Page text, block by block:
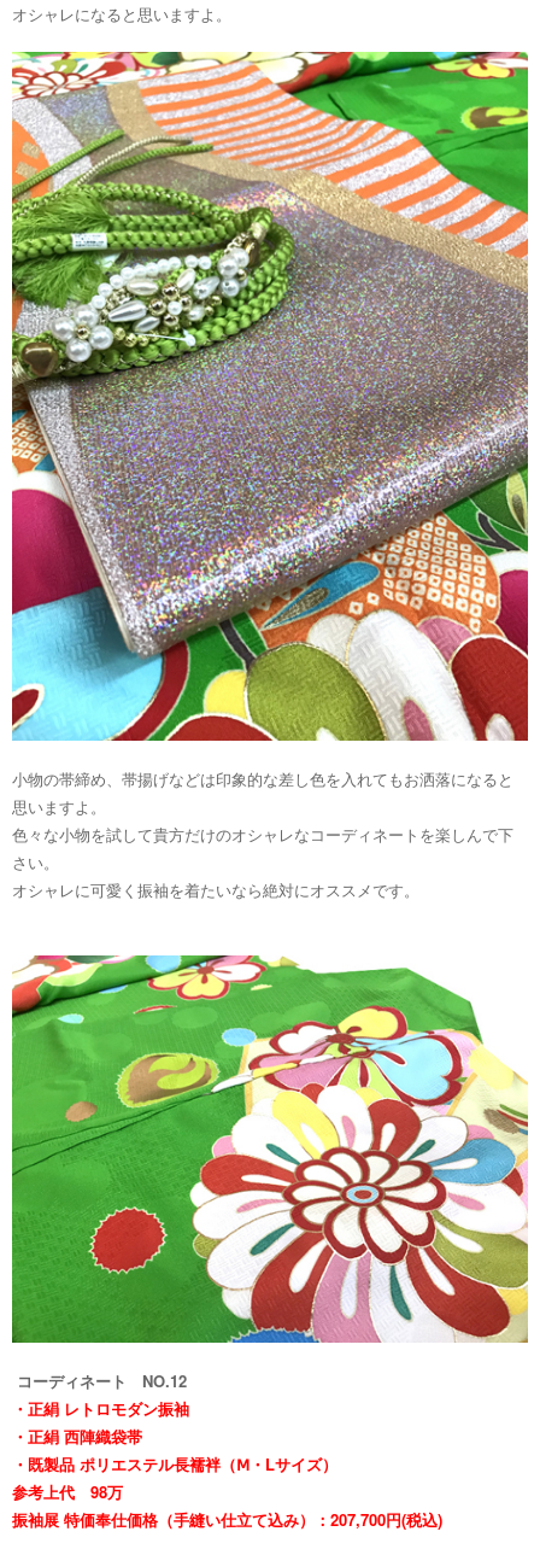
オシャレになると思いますよ。
小物の帯締め、帯揚げなどは印象的な差し色を入れてもお洒落になると
思いますよ。
色々な小物を試して貴方だけのオシャレなコーディネートを楽しんで下
さい。
オシャレに可愛く振袖を着たいなら絶対にオススメです。
コーディネート NO.12
・正絹 レトロモダン振袖
・正絹 西陣織袋帯
・ 既製品 ポリエステル長襦袢（Ⅿ・Lサイズ）
参考上代 98万
振袖展 特価奉仕価格（手縫い仕立て込み）：207,700円(税込)